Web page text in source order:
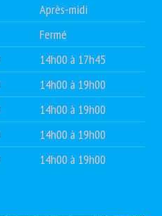
Après-midi
Fermé
14h00 à 17h45
14h00 à 19h00
14h00 à 19h00
14h00 à 19h00
14h00 à 19h00